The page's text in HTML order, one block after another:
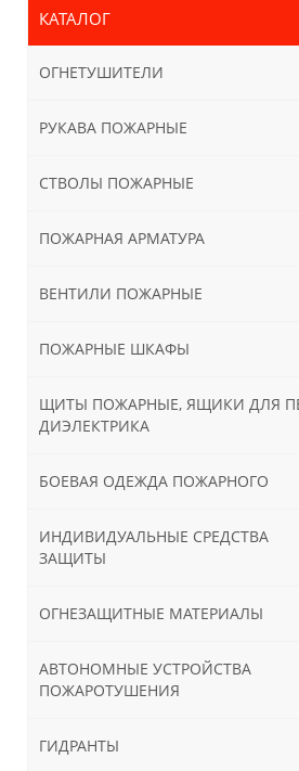
КАТАЛОГ
ОГНЕТУШИТЕЛИ
РУКАВА ПОЖАРНЫЕ
СТВОЛЫ ПОЖАРНЫЕ
ПОЖАРНАЯ АРМАТУРА
ВЕНТИЛИ ПОЖАРНЫЕ
ПОЖАРНЫЕ ШКАФЫ
ЩИТЫ ПОЖАРНЫЕ, ЯЩИКИ ДЛЯ
ДИЭЛЕКТРИКА
БОЕВАЯ ОДЕЖДА ПОЖАРНОГО
ИНДИВИДУАЛЬНЫЕ СРЕДСТВА
ЗАЩИТЫ
ОГНЕЗАЩИТНЫЕ МАТЕРИАЛЫ
АВТОНОМНЫЕ УСТРОЙСТВА
ПОЖАРОТУШЕНИЯ
ГИДРАНТЫ